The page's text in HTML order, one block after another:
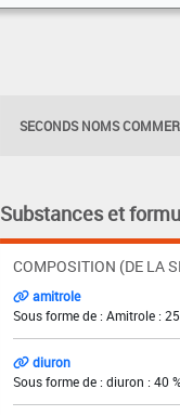
SECONDS NOMS
Substances et
COMPOSITION (DE LA
amitrole
Sous forme de : Amitrole :
diuron
Sous forme de : diuron : 40